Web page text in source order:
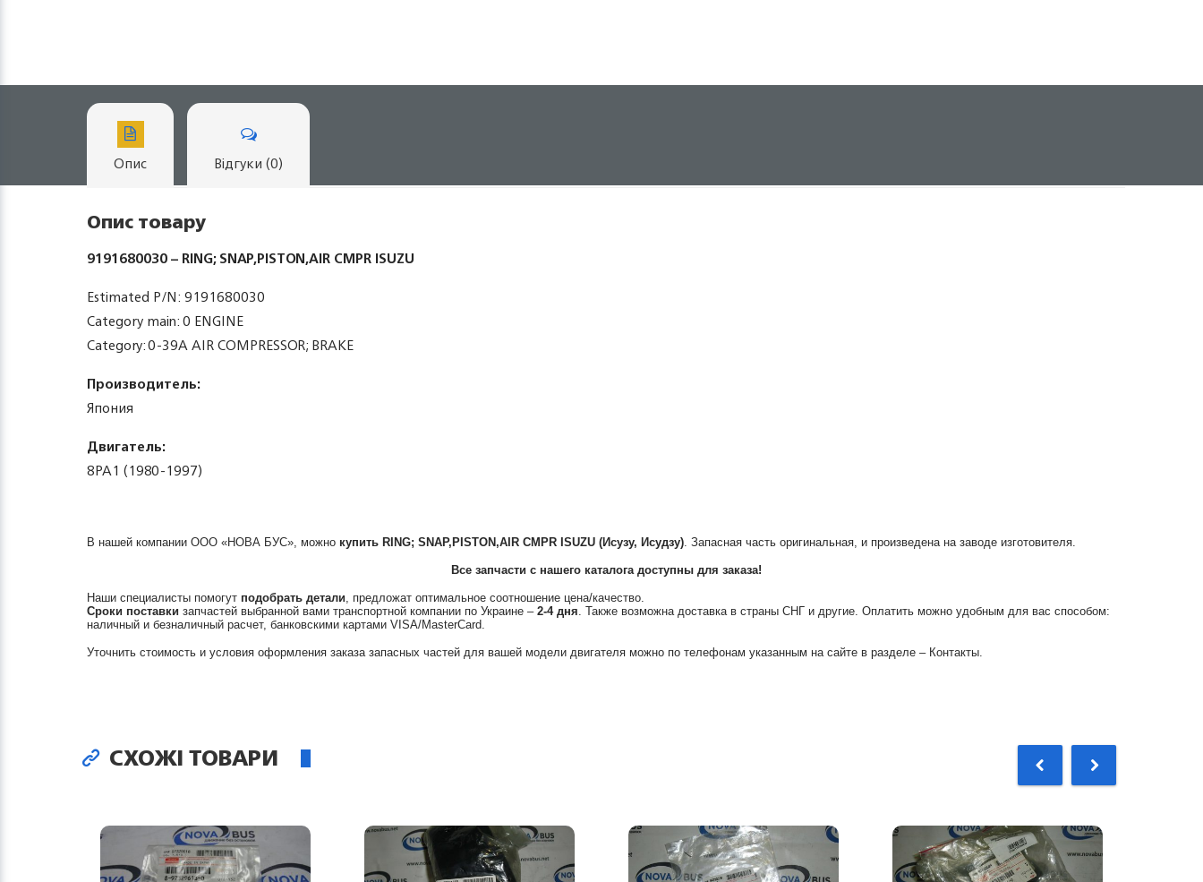
Опис Відгуки (0)
Опис товару
9191680030 – RING; SNAP,PISTON,AIR CMPR ISUZU
Estimated P/N: 9191680030
Category main: 0 ENGINE
Category: 0-39A AIR COMPRESSOR; BRAKE
Производитель:
Япония
Двигатель:
8PA1 (1980-1997)
В нашей компании ООО «НОВА БУС», можно купить RING; SNAP,PISTON,AIR CMPR ISUZU (Исузу, Исудзу). Запасная часть оригинальная, и произведена на заводе изготовителя.
Все запчасти с нашего каталога доступны для заказа!
Наши специалисты помогут подобрать детали, предложат оптимальное соотношение цена/качество.
Сроки поставки запчастей выбранной вами транспортной компании по Украине – 2-4 дня. Также возможна доставка в страны СНГ и другие. Оплатить можно удобным для вас способом:
наличный и безналичный расчет, банковскими картами VISA/MasterCard.
Уточнить стоимость и условия оформления заказа запасных частей для вашей модели двигателя можно по телефонам указанным на сайте в разделе – Контакты.
СХОЖІ ТОВАРИ